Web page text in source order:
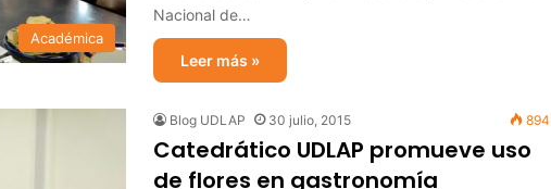
Académica
Nacional de…
Leer más »
Blog UDLAP 30 julio, 2015 894
Catedrático UDLAP promueve uso
de flores en gastronomía